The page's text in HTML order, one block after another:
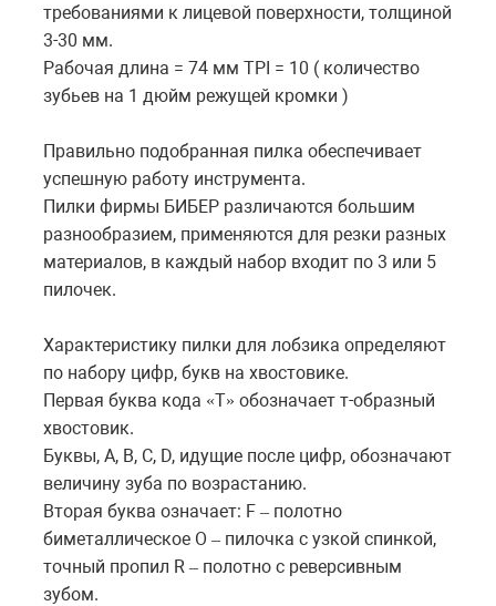
требованиями к лицевой поверхности, толщиной
3-30 мм.
Рабочая длина = 74 мм TPI = 10 ( количество
зубьев на 1 дюйм режущей кромки )
Правильно подобранная пилка обеспечивает
успешную работу инструмента.
Пилки фирмы БИБЕР различаются большим
разнообразием, применяются для резки разных
материалов, в каждый набор входит по 3 или 5
пилочек.
Характеристику пилки для лобзика определяют
по набору цифр, букв на хвостовике.
Первая буква кода «Т» обозначает т-образный
хвостовик.
Буквы, A, B, C, D, идущие после цифр, обозначают
величину зуба по возрастанию.
Вторая буква означает: F – полотно
биметаллическое O – пилочка с узкой спинкой,
точный пропил R – полотно с реверсивным
зубом.